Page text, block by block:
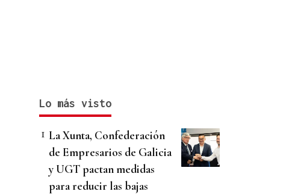
Lo más visto
La Xunta, Confederación
de Empresarios de Galicia
y UGT pactan medidas
para reducir las bajas